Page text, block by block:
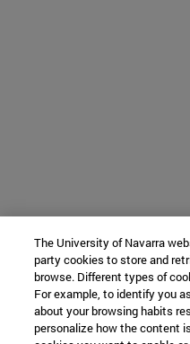
The University of Navarra
party cookies to store and
browse. Different types of
For example, to identify you
about your browsing habits
personalize how the content